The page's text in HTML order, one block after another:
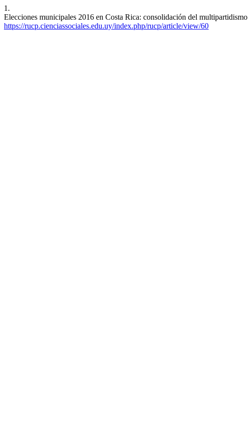
1.
Elecciones municipales 2016 en Costa Rica: consolidación del
https://rucp.cienciassociales.edu.uy/index.php/rucp/article/view/60